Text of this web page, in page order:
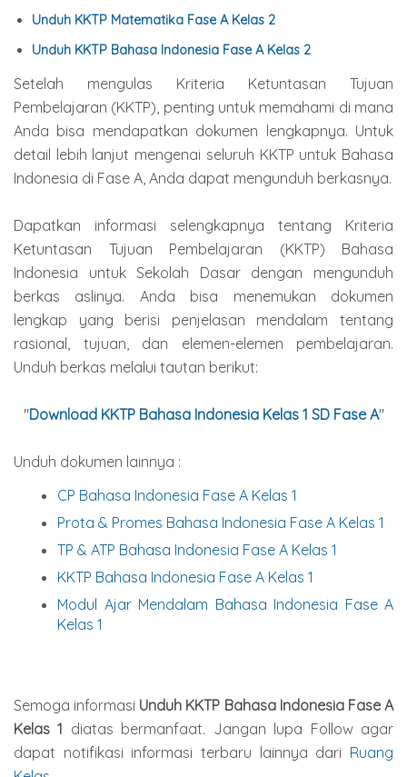
Unduh KKTP Matematika Fase A Kelas 2
Unduh KKTP Bahasa Indonesia Fase A Kelas 2
Setelah mengulas Kriteria Ketuntasan Tujuan
Pembelajaran (KKTP), penting untuk memahami di mana
Anda bisa mendapatkan dokumen lengkapnya. Untuk
detail lebih lanjut mengenai seluruh KKTP untuk Bahasa
Indonesia di Fase A, Anda dapat mengunduh berkasnya.
Dapatkan informasi selengkapnya tentang Kriteria
Ketuntasan Tujuan Pembelajaran (KKTP) Bahasa
Indonesia untuk Sekolah Dasar dengan mengunduh
berkas aslinya. Anda bisa menemukan dokumen
lengkap yang berisi penjelasan mendalam tentang
rasional, tujuan, dan elemen-elemen pembelajaran.
Unduh berkas melalui tautan berikut:
"Download KKTP Bahasa Indonesia Kelas 1 SD Fase A"
Unduh dokumen lainnya :
CP Bahasa Indonesia Fase A Kelas 1
Prota & Promes Bahasa Indonesia Fase A Kelas 1
TP & ATP Bahasa Indonesia Fase A Kelas 1
KKTP Bahasa Indonesia Fase A Kelas 1
Modul Ajar Mendalam Bahasa Indonesia Fase A
Kelas 1
Semoga informasi Unduh KKTP Bahasa Indonesia Fase A
Kelas 1 diatas bermanfaat. Jangan lupa Follow agar
dapat notifikasi informasi terbaru lainnya dari Ruang